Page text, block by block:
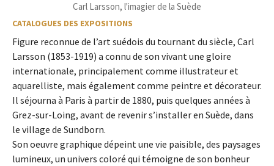
Carl Larsson, l'imagier de la Suède
CATALOGUES DES EXPOSITIONS
Figure reconnue de l’art suédois du tournant du siècle, Carl
Larsson (1853-1919) a connu de son vivant une gloire
internationale, principalement comme illustrateur et
aquarelliste, mais également comme peintre et décorateur.
Il séjourna à Paris à partir de 1880, puis quelques années à
Grez-sur-Loing, avant de revenir s’installer en Suède, dans
le village de Sundborn.
Son oeuvre graphique dépeint une vie paisible, des paysages
lumineux, un univers coloré qui témoigne de son bonheur